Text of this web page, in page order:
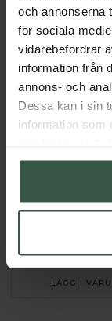
och annonserna
för sociala
vidarebefordrar
information från
annons- och
Dessa kan i sin
information som
398 kr
LÄGG I